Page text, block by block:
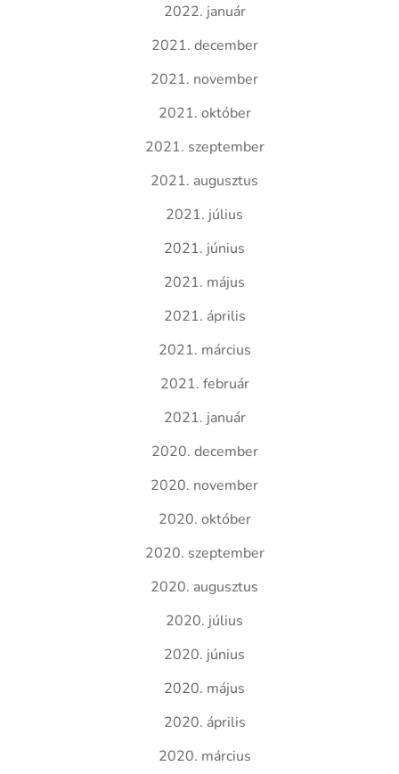
2022. január
2021. december
2021. november
2021. október
2021. szeptember
2021. augusztus
2021. július
2021. június
2021. május
2021. április
2021. március
2021. február
2021. január
2020. december
2020. november
2020. október
2020. szeptember
2020. augusztus
2020. július
2020. június
2020. május
2020. április
2020. március